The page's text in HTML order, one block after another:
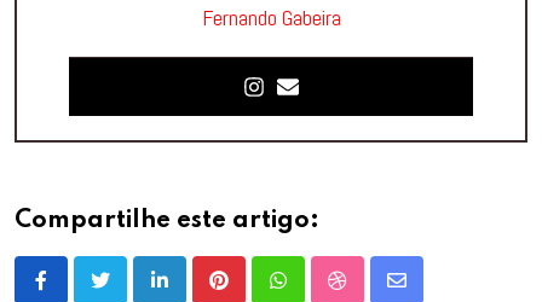
Fernando Gabeira
Compartilhe este artigo:
LinkedInPinterestWhatsappStumbleUpon
Share